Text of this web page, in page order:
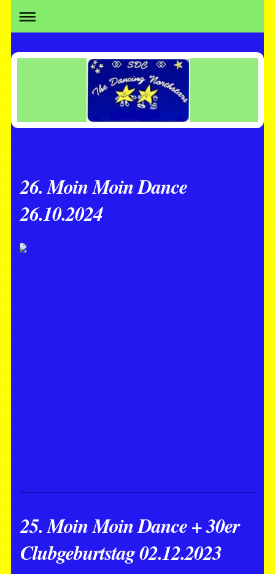
26. Moin Moin Dance
26.10.2024
25. Moin Moin Dance + 30er
Clubgeburtstag 02.12.2023